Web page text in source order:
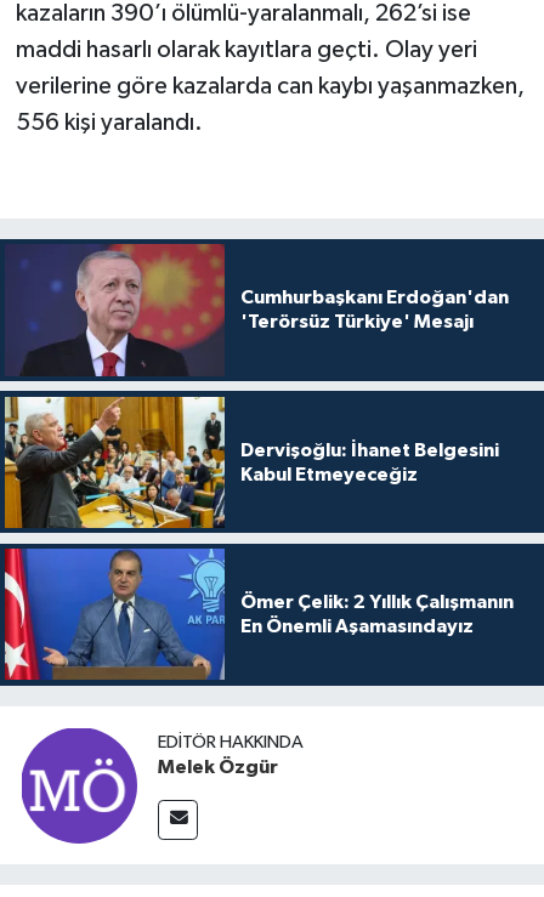
kazaların 390’ı ölümlü-yaralanmalı, 262’si ise
maddi hasarlı olarak kayıtlara geçti. Olay yeri
verilerine göre kazalarda can kaybı yaşanmazken,
556 kişi yaralandı.
Cumhurbaşkanı Erdoğan'dan
'Terörsüz Türkiye' Mesajı
Dervişoğlu: İhanet Belgesini
Kabul Etmeyeceğiz
Ömer Çelik: 2 Yıllık Çalışmanın
En Önemli Aşamasındayız
EDITÖR HAKKINDA
Melek Özgür